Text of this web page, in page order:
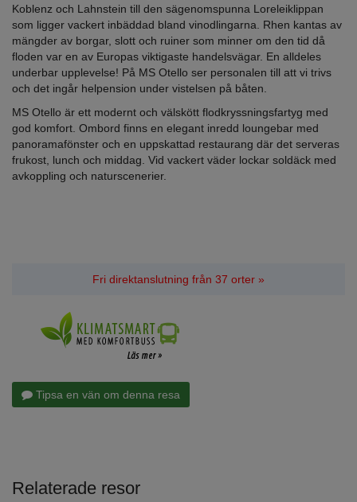
Koblenz och Lahnstein till den sägenomspunna Loreleiklippan
som ligger vackert inbäddad bland vinodlingarna. Rhen kantas av
mängder av borgar, slott och ruiner som minner om den tid då
floden var en av Europas viktigaste handelsvägar. En alldeles
underbar upplevelse! På MS Otello ser personalen till att vi trivs
och det ingår helpension under vistelsen på båten.
MS Otello är ett modernt och välskött flodkryssningsfartyg med
god komfort. Ombord finns en elegant inredd loungebar med
panoramafönster och en uppskattad restaurang där det serveras
frukost, lunch och middag. Vid vackert väder lockar soldäck med
avkoppling och naturscenerier.
Fri direktanslutning från 37 orter »
Tipsa en vän om denna resa
Relaterade resor